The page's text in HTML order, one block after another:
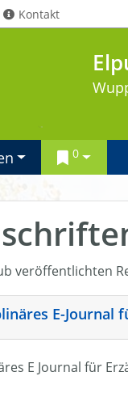
Kontakt
0
veröffentlichten
E-Journal
E Journal für